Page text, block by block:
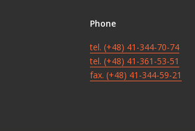
Phone
tel. (+48) 41-344-70-74
tel. (+48) 41-361-53-51
fax. (+48) 41-344-59-21